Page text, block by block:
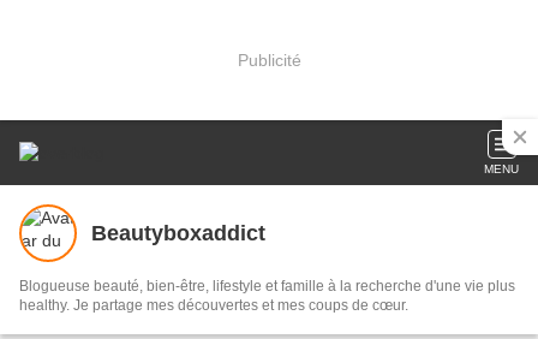
Publicité
MENU
Beautyboxaddict
Blogueuse beauté, bien-être, lifestyle et famille à la recherche d'une vie plus
healthy. Je partage mes découvertes et mes coups de cœur.